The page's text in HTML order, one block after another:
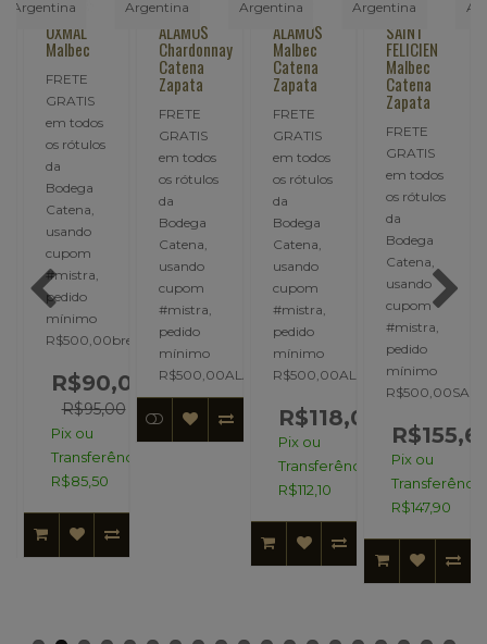
UXMAL
Malbec
FRETE
GRATIS
em todos
os rótulos
da
Bodega
Catena,
usando
cupom
#mistra,
pedido
mínimo
R$500,00breve..
R$90,00
R$95,00
Pix ou
Transferência:
R$85,50
ALAMOS
Chardonnay
Catena
Zapata
FRETE
GRATIS
em todos
os rótulos
da
Bodega
Catena,
usando
cupom
#mistra,
pedido
mínimo
R$500,00ALAMO..
ALAMOS
Malbec
Catena
Zapata
FRETE
GRATIS
em todos
os rótulos
da
Bodega
Catena,
usando
cupom
#mistra,
pedido
mínimo
R$500,00ALAMO..
R$118,00
Pix ou
Transferência:
R$112,10
SAINT
FELICIEN
Malbec
Catena
Zapata
FRETE
GRATIS
em todos
os rótulos
da
Bodega
Catena,
usando
cupom
#mistra,
pedido
mínimo
Pix ou
R$147,90